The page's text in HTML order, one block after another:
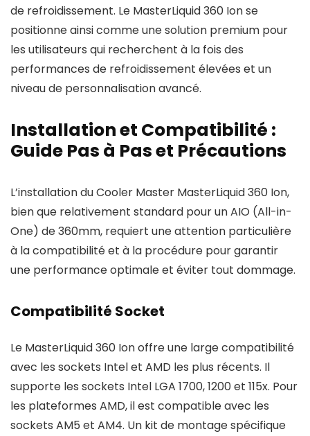
de refroidissement. Le MasterLiquid 360 Ion se
positionne ainsi comme une solution premium pour
les utilisateurs qui recherchent à la fois des
performances de refroidissement élevées et un
niveau de personnalisation avancé.
Installation et Compatibilité :
Guide Pas à Pas et Précautions
L’installation du Cooler Master MasterLiquid 360 Ion,
bien que relativement standard pour un AIO (All-in-
One) de 360mm, requiert une attention particulière
à la compatibilité et à la procédure pour garantir
une performance optimale et éviter tout dommage.
Compatibilité Socket
Le MasterLiquid 360 Ion offre une large compatibilité
avec les sockets Intel et AMD les plus récents. Il
supporte les sockets Intel LGA 1700, 1200 et 115x. Pour
les plateformes AMD, il est compatible avec les
sockets AM5 et AM4. Un kit de montage spécifique